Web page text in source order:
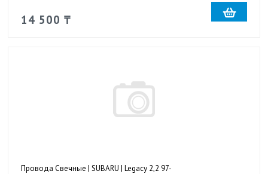
14 500 ₸
Провода Свечные | SUBARU | Legacy 2,2 97-